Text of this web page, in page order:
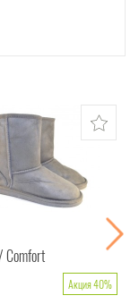
Comfort
Акция 40%